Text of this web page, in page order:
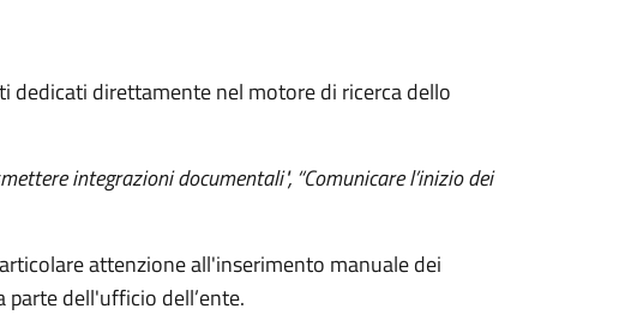
dedicati direttamente nel motore di ricerca dello
integrazioni documentali", “Comunicare l’inizio dei
attenzione all'inserimento manuale dei
dell'ufficio dell’ente.